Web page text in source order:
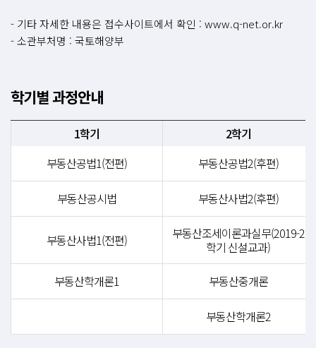
- 기타 자세한 내용은 접수사이트에서 확인 : www.q-net.or.kr
- 소관부처명 : 국토해양부
학기별 과정안내
1학기
2학기
부동산공법1(전편)
부동산공법2(후편)
부동산공시법 부동산사법2(후편)
부동산사법1(전편)
부동산조세이론과실무(2019-2
학기 신설교과)
부동산학개론1
부동산중개론
부동산학개론2